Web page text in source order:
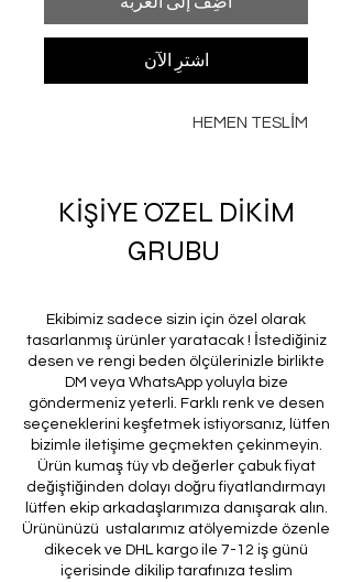
اشترِ الآن
HEMEN TESLİM
KİŞİYE ÖZEL DİKİM
GRUBU
Ekibimiz sadece sizin için özel olarak
tasarlanmış ürünler yaratacak ! İstediğiniz
desen ve rengi beden ölçülerinizle birlikte
DM veya WhatsApp yoluyla bize
göndermeniz yeterli. Farklı renk ve desen
seçeneklerini keşfetmek istiyorsanız, lütfen
bizimle iletişime geçmekten çekinmeyin.
Ürün kumaş tüy vb değerler çabuk fiyat
değiştiğinden dolayı doğru fiyatlandırmayı
lütfen ekip arkadaşlarımıza danışarak alın.
Ürününüzü ustalarımız atölyemizde özenle
dikecek ve DHL kargo ile 7-12 iş günü
içerisinde dikilip tarafınıza teslim